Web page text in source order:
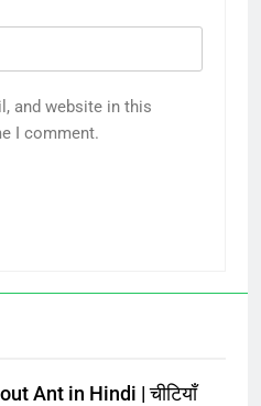
and website in this
I comment.
Ant in Hindi | चीटियाँ